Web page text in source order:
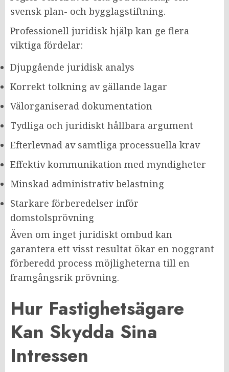
svensk plan- och bygglagstiftning.
Professionell juridisk hjälp kan ge flera
viktiga fördelar:
Djupgående juridisk analys
Korrekt tolkning av gällande lagar
Välorganiserad dokumentation
Tydliga och juridiskt hållbara argument
Efterlevnad av samtliga processuella krav
Effektiv kommunikation med myndigheter
Minskad administrativ belastning
Starkare förberedelser inför
domstolsprövning
Även om inget juridiskt ombud kan
garantera ett visst resultat ökar en noggrant
förberedd process möjligheterna till en
framgångsrik prövning.
Hur Fastighetsägare
Kan Skydda Sina
Intressen